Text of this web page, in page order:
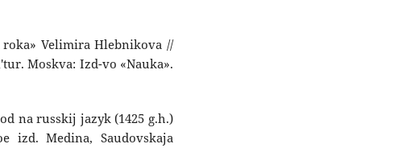
roka» Velimira Hlebnikova //
Moskva: Izd-vo «Nauka».
na russkij jazyk (1425 g.h.)
izd. Medina, Saudovskaja